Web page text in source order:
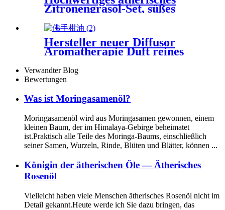
Zitronengrasöl-Set, süßes
Orangenöl-Geschenkset
Hersteller neuer Diffusor
Aromatherapie Duft reines
organisches natürliches
ätherisches Bergamotteöl
Verwandter Blog
Bewertungen
Was ist Moringasamenöl?
Moringasamenöl wird aus Moringasamen gewonnen, einem
kleinen Baum, der im Himalaya-Gebirge beheimatet
ist.Praktisch alle Teile des Moringa-Baums, einschließlich
seiner Samen, Wurzeln, Rinde, Blüten und Blätter, können ...
Königin der ätherischen Öle — Ätherisches
Rosenöl
Vielleicht haben viele Menschen ätherisches Rosenöl nicht im
Detail gekannt.Heute werde ich Sie dazu bringen, das